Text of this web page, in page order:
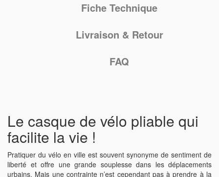
Fiche Technique
Livraison & Retour
FAQ
Le casque de vélo pliable qui
facilite la vie !
Pratiquer du vélo en ville est souvent synonyme de sentiment de
liberté et offre une grande souplesse dans les déplacements
urbains. Mais une contrainte n’est cependant pas à prendre à la